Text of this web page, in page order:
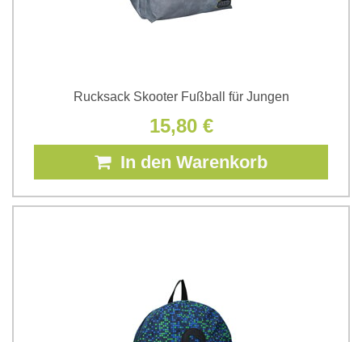
Rucksack Skooter Fußball für Jungen
15,80 €
In den Warenkorb